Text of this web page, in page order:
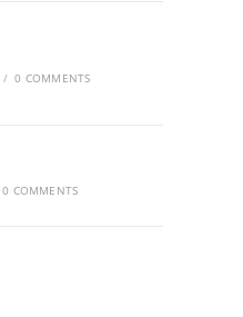
/ 0 COMMENTS
0 COMMENTS